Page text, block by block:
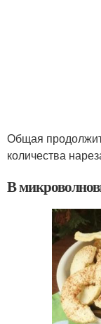
Общая
количества
В